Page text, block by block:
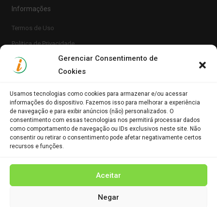
Gerenciar Consentimento de
Cookies
Usamos tecnologias como cookies para armazenar e/ou acessar
informações do dispositivo. Fazemos isso para melhorar a experiência
de navegação e para exibir anúncios (não) personalizados. O
consentimento com essas tecnologias nos permitirá processar dados
como comportamento de navegação ou IDs exclusivos neste site. Não
consentir ou retirar o consentimento pode afetar negativamente certos
recursos e funções.
Aceitar
Negar
Informações
Termos de Uso
Politica de Privacidade
Portal Informe.Net
Clique para aceitar os cookies marketing e
ativar este conteúdo